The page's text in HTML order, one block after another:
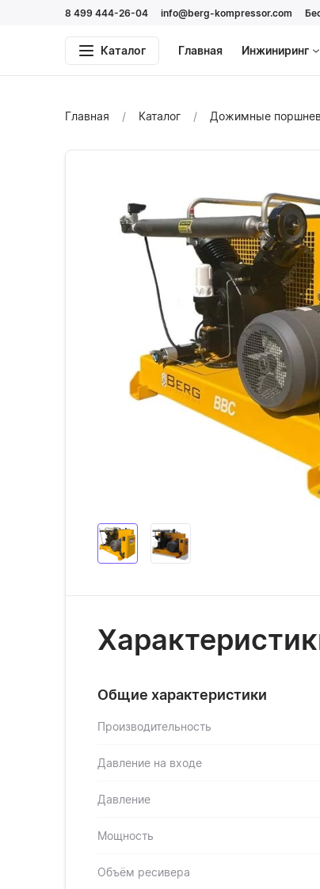
8 499 444-26-04 info@berg-kompressor.com
Каталог Главная Инжиниринг
Главная Каталог Дожимные
Общие характеристики
Производительность
Давление на входе
Давление
Мощность
Объём ресивера